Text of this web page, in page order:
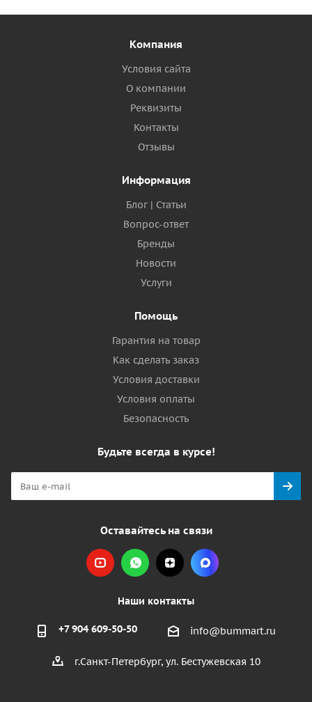
Компания
Условия сайта
О компании
Реквизиты
Контакты
Отзывы
Информация
Блог | Статьи
Вопрос-ответ
Бренды
Новости
Услуги
Помощь
Гарантия на товар
Как сделать заказ
Условия доставки
Условия оплаты
Безопасность
Будьте всегда в курсе!
Оставайтесь на связи
Наши контакты
+7 904 609-50-50 info@bummart.ru
г.Санкт-Петербург, ул. Бестужевская 10